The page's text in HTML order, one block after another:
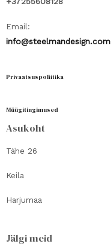
Email:
info@steelmandesign.com
Privaatsuspoliitika
Müügitingimused
Asukoht
Tähe 26
Keila
Harjumaa
Jälgi meid